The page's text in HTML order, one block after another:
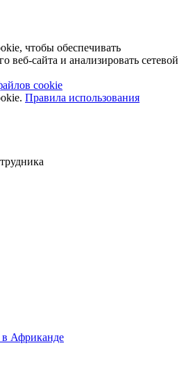
чтобы обеспечивать
веб-сайта и анализировать сетевой
cookie
Правила использования
в Африканде